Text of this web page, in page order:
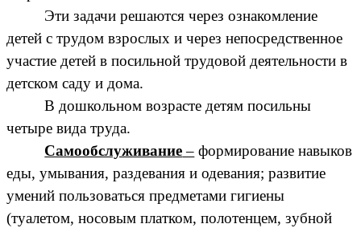
Эти задачи решаются через ознакомление
детей с трудом взрослых и через непосредственное
участие детей в посильной трудовой деятельности в
детском саду и дома.
В дошкольном возрасте детям посильны
четыре вида труда.
Самообслуживание– формирование навыков
еды, умывания, раздевания и одевания; развитие
умений пользоваться предметами гигиены
(туалетом, носовым платком, полотенцем, зубной